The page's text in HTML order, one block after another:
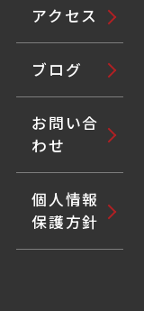
アクセス
ブログ
お問い合
わせ
個人情報
保護方針